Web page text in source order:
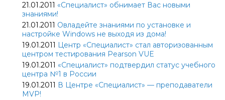
21.01.2011 «Специалист» обнимает Вас новыми
знаниями!
21.01.2011 Овладейте знаниями по установке и
настройке Windows не выходя из дома!
19.01.2011 Центр «Специалист» стал авторизованным
центром тестирования Pearson VUE
19.01.2011 «Специалист» подтвердил статус учебного
центра №1 в России
19.01.2011 В Центре «Специалист» — преподаватели
MVP!